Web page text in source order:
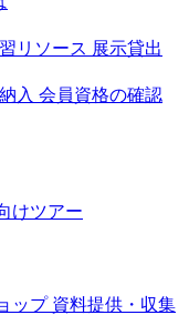
リソース 展示貸出
入 会員資格の確認
けツアー
ップ 資料提供・収集